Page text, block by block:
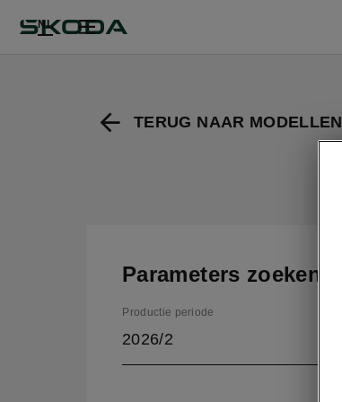
NL
TERUG NAAR MODELLEN
Parameters zoeken
Productie periode
2026/2